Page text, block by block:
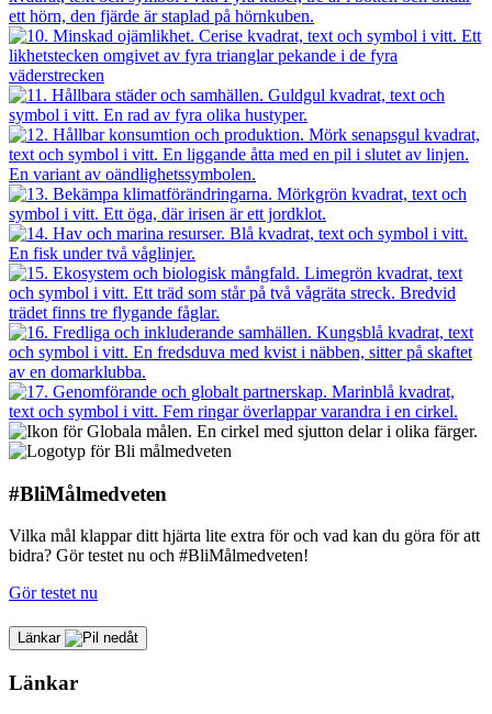
#BliMålmedveten
Vilka mål klappar ditt hjärta lite extra för och vad kan du göra för att
bidra? Gör testet nu och #BliMålmedveten!
Gör testet nu
Länkar
Länkar